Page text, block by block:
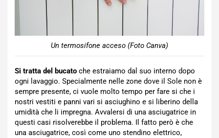
Un termosifone acceso (Foto Canva)
Si tratta del bucato che estraiamo dal suo interno dopo
ogni lavaggio. Specialmente nelle zone dove il Sole non è
sempre presente, ci vuole molto tempo per fare si che i
nostri vestiti e panni vari si asciughino e si liberino della
umidità che li impregna. Avvalersi di una asciugatrice in
questi casi risolverebbe il problema. Il fatto però è che
una asciugatrice, così come uno stendino elettrico,